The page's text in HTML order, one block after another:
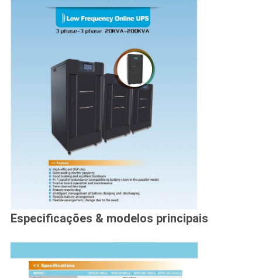
Especificações & modelos principais